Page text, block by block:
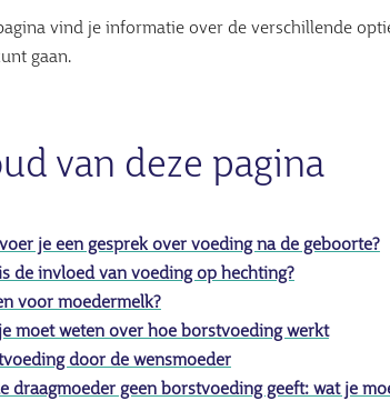
vind je informatie over de verschillende
gaan.
van deze pagina
je een gesprek over voeding na de geboorte?
de invloed van voeding op hechting?
voor moedermelk?
moet weten over hoe borstvoeding werkt
door de wensmoeder
draagmoeder geen borstvoeding geeft: wat je